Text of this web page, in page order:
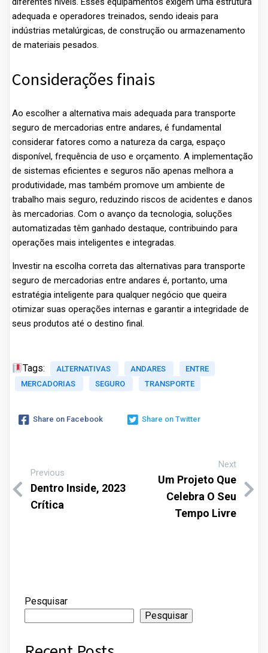
adequada e operadores treinados, sendo ideais para
indústrias metalúrgicas, de construção ou armazenamento
de materiais pesados.
Considerações finais
Ao escolher a alternativa mais adequada para transporte
seguro de mercadorias entre andares, é fundamental
considerar fatores como a natureza da carga, espaço
disponível, frequência de uso e orçamento. A implementação
de sistemas eficientes e seguros não apenas melhora a
produtividade, mas também promove um ambiente de
trabalho mais seguro, reduzindo riscos de acidentes e danos
às mercadorias. Com o avanço da tecnologia, soluções
automatizadas têm ganhado destaque, contribuindo para
operações mais inteligentes e integradas.
Investir na escolha correta das alternativas para transporte
seguro de mercadorias entre andares é, portanto, uma
estratégia inteligente para qualquer negócio que queira
otimizar suas operações internas e garantir a integridade de
seus produtos até o destino final.
Tags: ALTERNATIVAS ANDARES
ENTRE
MERCADORIAS
SEGURO TRANSPORTE
Share on Facebook Share on Twitter
Previous
Dentro Inside, 2023
Crítica
Next
Um Projeto Que
Celebra O Seu
Tempo Livre
Pesquisar
Pesquisar